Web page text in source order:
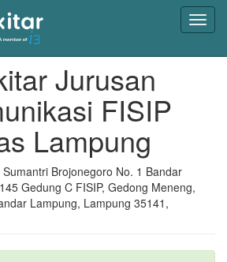
Jurusan
FISIP
Lampung
Brojonegoro No. 1 Bandar
Gedung C FISIP, Gedong Meneng,
Lampung, Lampung 35141,